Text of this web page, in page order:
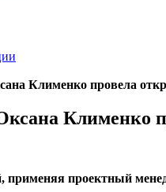
Клименко провела
Клименко
применяя проектный